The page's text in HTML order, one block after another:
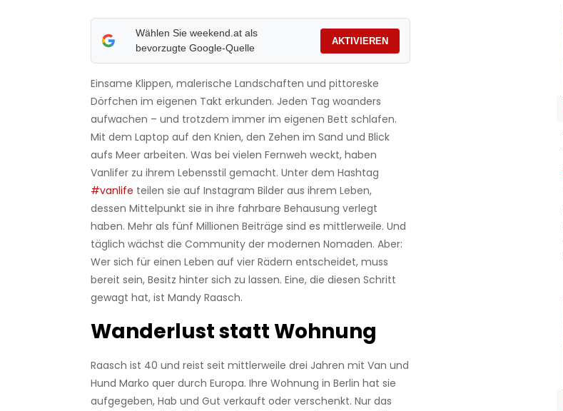
Wählen Sie weekend.at als
bevorzugte Google-Quelle
AKTIVIEREN
Einsame Klippen, malerische Landschaften und pittoreske
Dörfchen im eigenen Takt erkunden. Jeden Tag woanders
aufwachen – und trotzdem immer im eigenen Bett schlafen.
Mit dem Laptop auf den Knien, den Zehen im Sand und Blick
aufs Meer arbeiten. Was bei vielen Fernweh weckt, haben
Vanlifer zu ihrem Lebensstil gemacht. Unter dem Hashtag
#vanlife teilen sie auf Instagram Bilder aus ihrem Leben,
dessen Mittelpunkt sie in ihre fahrbare Behausung verlegt
haben. Mehr als fünf Millionen Beiträge sind es mittlerweile. Und
täglich wächst die Community der modernen Nomaden. Aber:
Wer sich für einen Leben auf vier Rädern entscheidet, muss
bereit sein, Besitz hinter sich zu lassen. Eine, die diesen Schritt
gewagt hat, ist Mandy Raasch.
Wanderlust statt Wohnung
Raasch ist 40 und reist seit mittlerweile drei Jahren mit Van und
Hund Marko quer durch Europa. Ihre Wohnung in Berlin hat sie
aufgegeben, Hab und Gut verkauft oder verschenkt. Nur das